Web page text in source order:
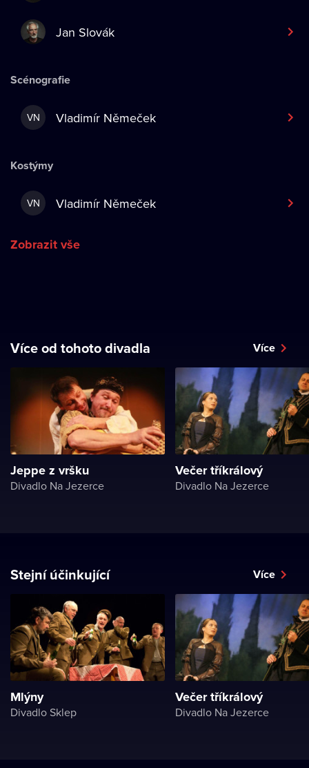
Jan Slovák
Scénografie
VN Vladimír Němeček
Kostýmy
VN Vladimír Němeček
Zobrazit vše
Více od tohoto divadla Více
Jeppe z vršku
Divadlo Na Jezerce
Večer tříkrálový
Divadlo Na Jezerce
Stejní účinkující Více
Mlýny
Divadlo Sklep
Večer tříkrálový
Divadlo Na Jezerce